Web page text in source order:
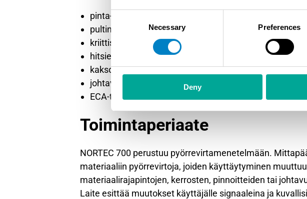
Consent
Selection
Necessary Preferences
Deny
pinta- ja alakerrossäröjen tunnistus
pultinreikien tarkastus pyörivällä skannerilla
kriittisten reikien ja monikerrosrakenteiden tarkastus
hitsien tarkastus vaativissa ympäristöissä
kaksoistaajuustarkastukset
johtavuuden ja pinnoitepaksuuden mittaus
ECA-tarkastukset laajempien alueiden
Toimintaperiaate
NORTEC 700 perustuu pyörrevirtamenetelmään.
materiaaliin pyörrevirtoja, joiden käyttäytyminen
materiaalirajapintojen, kerrosten, pinnoitteiden tai
Laite esittää muutokset käyttäjälle signaaleina ja